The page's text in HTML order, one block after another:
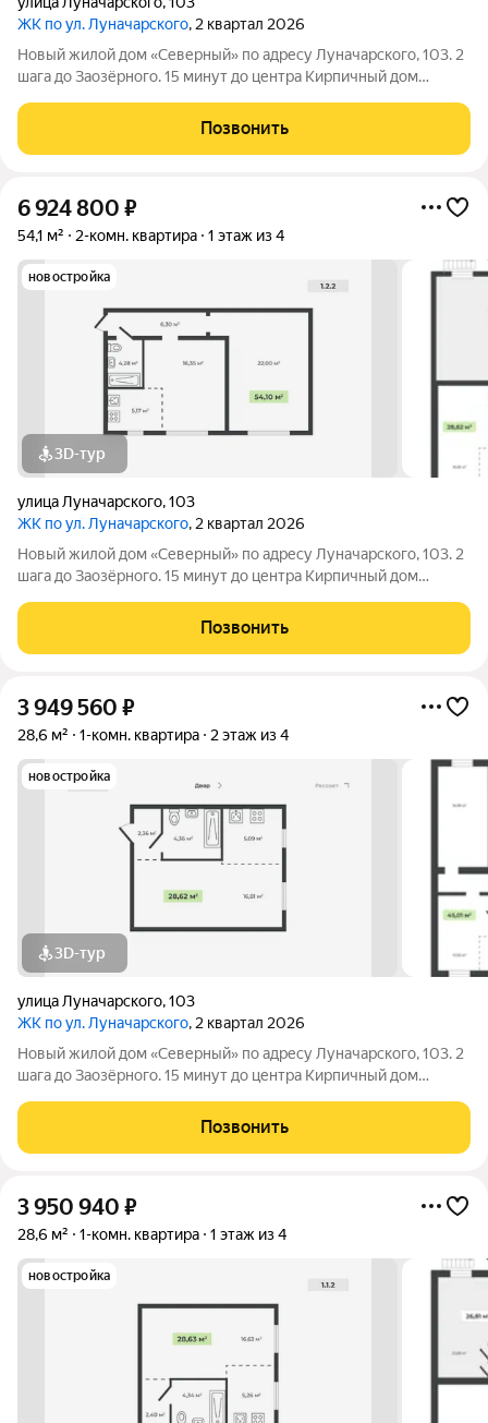
ЖК по ул. Луначарского, 2 квартал 2026
Новый жилой дом «Северный» по адресу Луначарского, 103. 2
шага до Заозёрного. 15 минут до центра Кирпичный дом
воркаута Просторная парковка Корзины для кондиционеров
КВАРТИРЫ ФОРМАТА «ЗАЕЗЖАЙ И ЖИВИ»
Позвонить
6 924 800 ₽
54,1 м² 2-комн. квартира 1 этаж из 4
новостройка
3D-тур
улица Луначарского,103
ЖК по ул. Луначарского, 2 квартал 2026
Новый жилой дом «Северный» по адресу Луначарского, 103. 2
шага до Заозёрного. 15 минут до центра Кирпичный дом
воркаута Просторная парковка Корзины для кондиционеров
КВАРТИРЫ ФОРМАТА «ЗАЕЗЖАЙ И ЖИВИ»
Позвонить
3 949 560 ₽
28,6 м² 1-комн. квартира 2 этаж из 4
новостройка
3D-тур
улица Луначарского,103
ЖК по ул. Луначарского, 2 квартал 2026
Новый жилой дом «Северный» по адресу Луначарского, 103. 2
шага до Заозёрного. 15 минут до центра Кирпичный дом
воркаута Просторная парковка Корзины для кондиционеров
КВАРТИРЫ ФОРМАТА «ЗАЕЗЖАЙ И ЖИВИ»
Позвонить
3 950 940 ₽
28,6 м² 1-комн. квартира 1 этаж из 4
новостройка